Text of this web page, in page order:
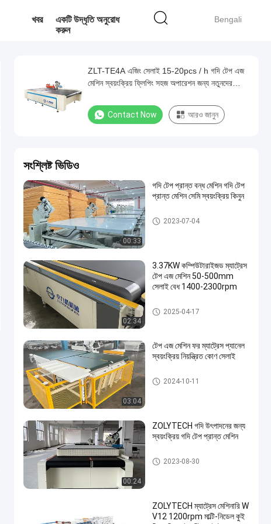
Bengali
খবর
একটি উদ্ধৃতি অনুরোধ
করুন
ZLT-TE4A এজিং সেলাই 15-20pcs / h গদি টেপ এজ
মেশিন স্বয়ংক্রিয় ফ্লিপিং সহজ অপারেশন জন্য নতুনদের
Contact Now আরও জানুন
সংশ্লিষ্ট ভিডিও
00:33
গদি টেপ প্রান্ত বন্ধ মেশিন গদি টেপ
প্রান্ত মেশিন সেমি স্বয়ংক্রিয় কিনুন
গদি টেপ প্রান্ত মেশিন
2023-07-04
02:34
3.37KW কম্পিউটারাইজড ম্যাট্রেস
টেপ এজ মেশিন 50-500mm
সেলাই বেধ 1400-2300rpm
গদি টেপ প্রান্ত মেশিন
2025-04-17
03:04
টেপ এজ মেশিন ফর ম্যাট্রেস প্যানেল
স্বয়ংক্রিয় নিয়ন্ত্রিত কোণ সেলাই
গদি টেপ প্রান্ত মেশিন
2024-10-11
00:24
ZOLYTECH গদি উৎপাদনের জন্য
স্বয়ংক্রিয় গদি টেপ প্রান্ত মেশিন
গদি টেপ প্রান্ত মেশিন
2023-08-30
ZOLYTECH ম্যাট্রেস মেশিনারি W
V12 1200rpm মাল্টি-নিডেল কুই